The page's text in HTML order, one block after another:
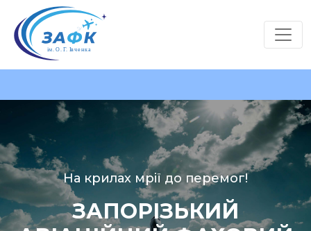
На крилах мрії до перемог!
ЗАПОРІЗЬКИЙ